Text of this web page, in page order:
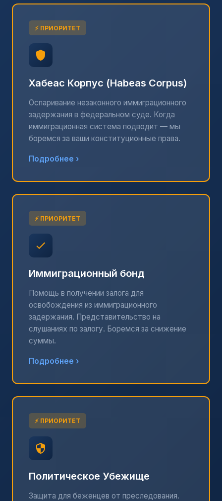
⚡ ПРИОРИТЕТ
Хабеас Корпус (Habeas Corpus)
Оспаривание незаконного иммиграционного
задержания в федеральном суде. Когда
иммиграционная система подводит — мы
боремся за ваши конституционные права.
Подробнее ›
⚡ ПРИОРИТЕТ
Иммиграционный бонд
Помощь в получении залога для
освобождения из иммиграционного
задержания. Представительство на
слушаниях по залогу. Боремся за снижение
суммы.
Подробнее ›
⚡ ПРИОРИТЕТ
Политическое Убежище
Защита для беженцев от преследования.